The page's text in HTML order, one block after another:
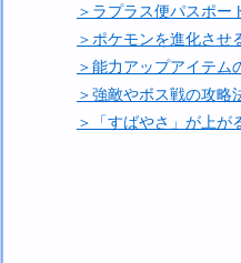
＞ラプラス便パスポー
＞ポケモンを進化させ
＞能力アップアイテム
＞強敵やボス戦の攻略
＞「すばやさ」が上が